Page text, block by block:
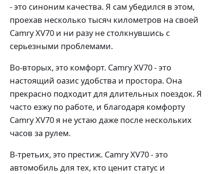
- это синоним качества. Я сам убедился в этом,
проехав несколько тысяч километров на своей
Camry XV70 и ни разу не столкнувшись с
серьезными проблемами.
Во-вторых, это комфорт. Camry XV70 - это
настоящий оазис удобства и простора. Она
прекрасно подходит для длительных поездок. Я
часто езжу по работе, и благодаря комфорту
Camry XV70 я не устаю даже после нескольких
часов за рулем.
В-третьих, это престиж. Camry XV70 - это
автомобиль для тех, кто ценит статус и